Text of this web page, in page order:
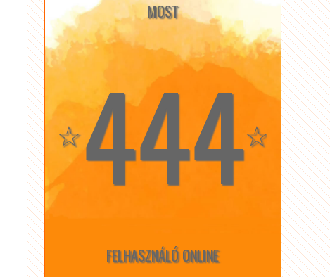
MOST
☆444☆
FELHASZNÁLÓ ONLINE